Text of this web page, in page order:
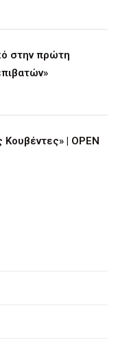
στην πρώτη
| OPEN